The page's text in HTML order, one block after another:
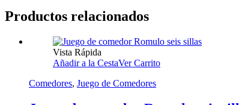
Productos relacionados
Vista Rápida
Añadir a la CestaVer Carrito
Comedores, Juego de Comedores